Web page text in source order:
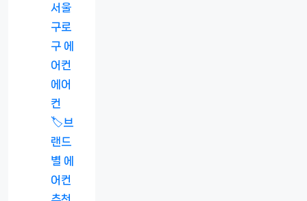
서울
구로
구 에
어컨
에어
컨
🏷️브
랜드
별 에
어컨